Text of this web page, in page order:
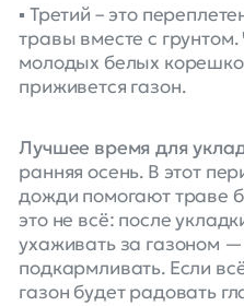
▪️ Третий – это
травы вместе с
молодых белых
приживется газон.
Лучшее время для
ранняя осень. В этот
дожди помогают траве
это не всё: после
ухаживать за газоном —
подкармливать. Если
газон будет радовать